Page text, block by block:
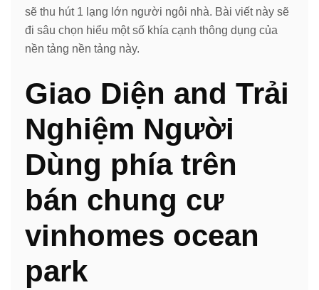
sẽ thu hút 1 lạng lớn người ngôi nhà. Bài viết này sẽ
đi sâu chọn hiểu một số khía cạnh thông dụng của
nền tảng nền tảng này.
Giao Diện and Trải
Nghiệm Người
Dùng phía trên
bán chung cư
vinhomes ocean
park